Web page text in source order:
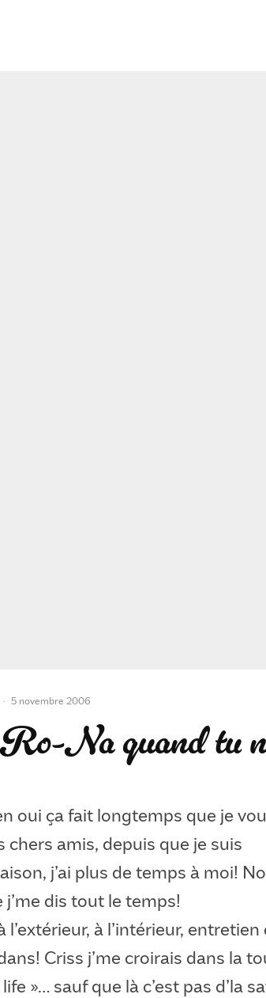
· 5 novembre 2006
Na quand tu
oui ça fait longtemps que je
amis, depuis que je suis
j’ai plus de temps à moi!
dis tout le temps!
à l’intérieur, entretien
Criss j’me croirais dans la
»… sauf que là c’est pas d’la